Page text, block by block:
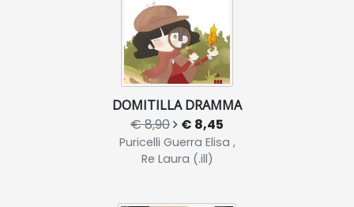
DOMITILLA DRAMMA
€ 8,90 € 8,45
Puricelli Guerra Elisa ,
Re Laura (.ill)